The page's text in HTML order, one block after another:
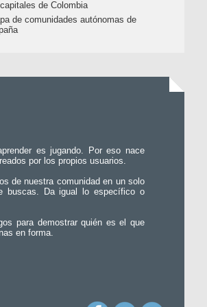
de Colombia
de comunidades autónomas de
es jugando. Por eso nace
por los propios usuarios.
de nuestra comunidad en un solo
buscas. Da igual lo específico o
para demostrar quién es el que
en forma.